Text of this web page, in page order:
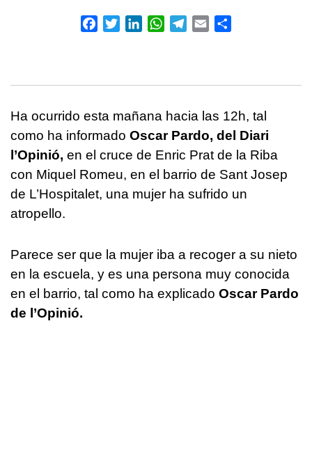
FacebookTwitterLinkedInWhatsApp
Telegram
Email
Ha ocurrido esta mañana hacia las 12h, tal
como ha informado Oscar Pardo, del Diari
l’Opinió, en el cruce de Enric Prat de la Riba
con Miquel Romeu, en el barrio de Sant Josep
de L’Hospitalet, una mujer ha sufrido un
atropello.
Parece ser que la mujer iba a recoger a su nieto
en la escuela, y es una persona muy conocida
en el barrio, tal como ha explicado Oscar Pardo
de l’Opinió.